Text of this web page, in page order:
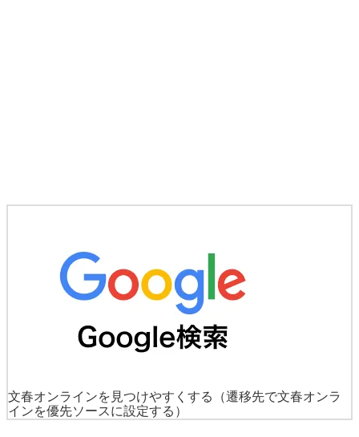
文春オンラインを見つけやすくする
（遷移先で文春オンラ
インを優先ソースに設定する）